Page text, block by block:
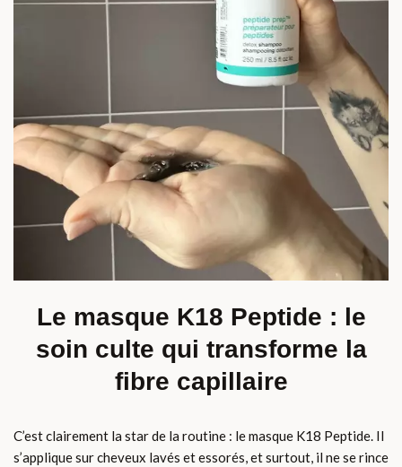
Le masque K18 Peptide : le
soin culte qui transforme la
fibre capillaire
C’est clairement la star de la routine : le masque K18 Peptide. Il
s’applique sur cheveux lavés et essorés, et surtout, il ne se rince